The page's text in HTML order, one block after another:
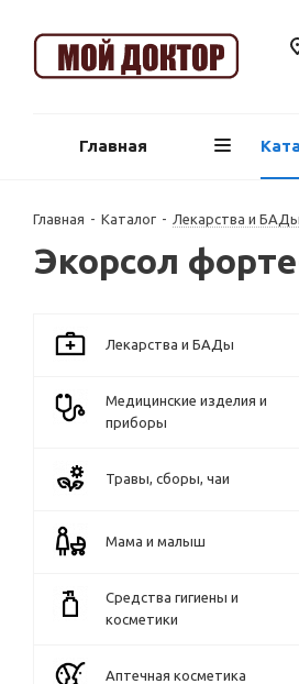
Главная
Главная - Каталог - Лекарства и БАДы
Экорсол
Лекарства и БАДы
Медицинские изделия и
приборы
Травы, сборы, чаи
Мама и малыш
Средства гигиены и
косметики
Аптечная косметика